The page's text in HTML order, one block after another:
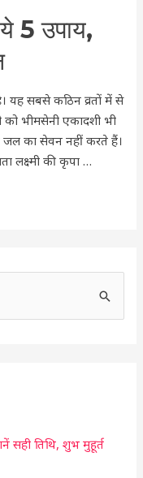
5 उपाय,
यह सबसे कठिन व्रतों में से
भीमसेनी एकादशी भी
जल का सेवन नहीं करते हैं।
लक्ष्मी की कृपा …
सही तिथि, शुभ मुहूर्त